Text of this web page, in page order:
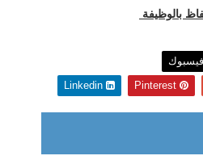
بالوظيفة
فيسبوك